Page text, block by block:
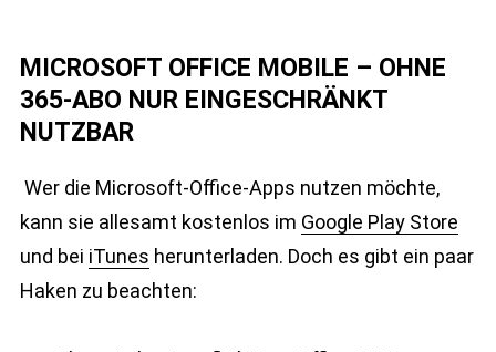
MICROSOFT OFFICE MOBILE – OHNE
365-ABO NUR EINGESCHRÄNKT
NUTZBAR
Wer die Microsoft-Office-Apps nutzen möchte,
kann sie allesamt kostenlos im Google Play Store
und bei iTunes herunterladen. Doch es gibt ein paar
Haken zu beachten: